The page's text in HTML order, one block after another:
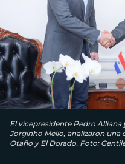
El vicepresidente Pedro
Jorginho Mello, analizaron
Otaño y El Dorado. Foto: